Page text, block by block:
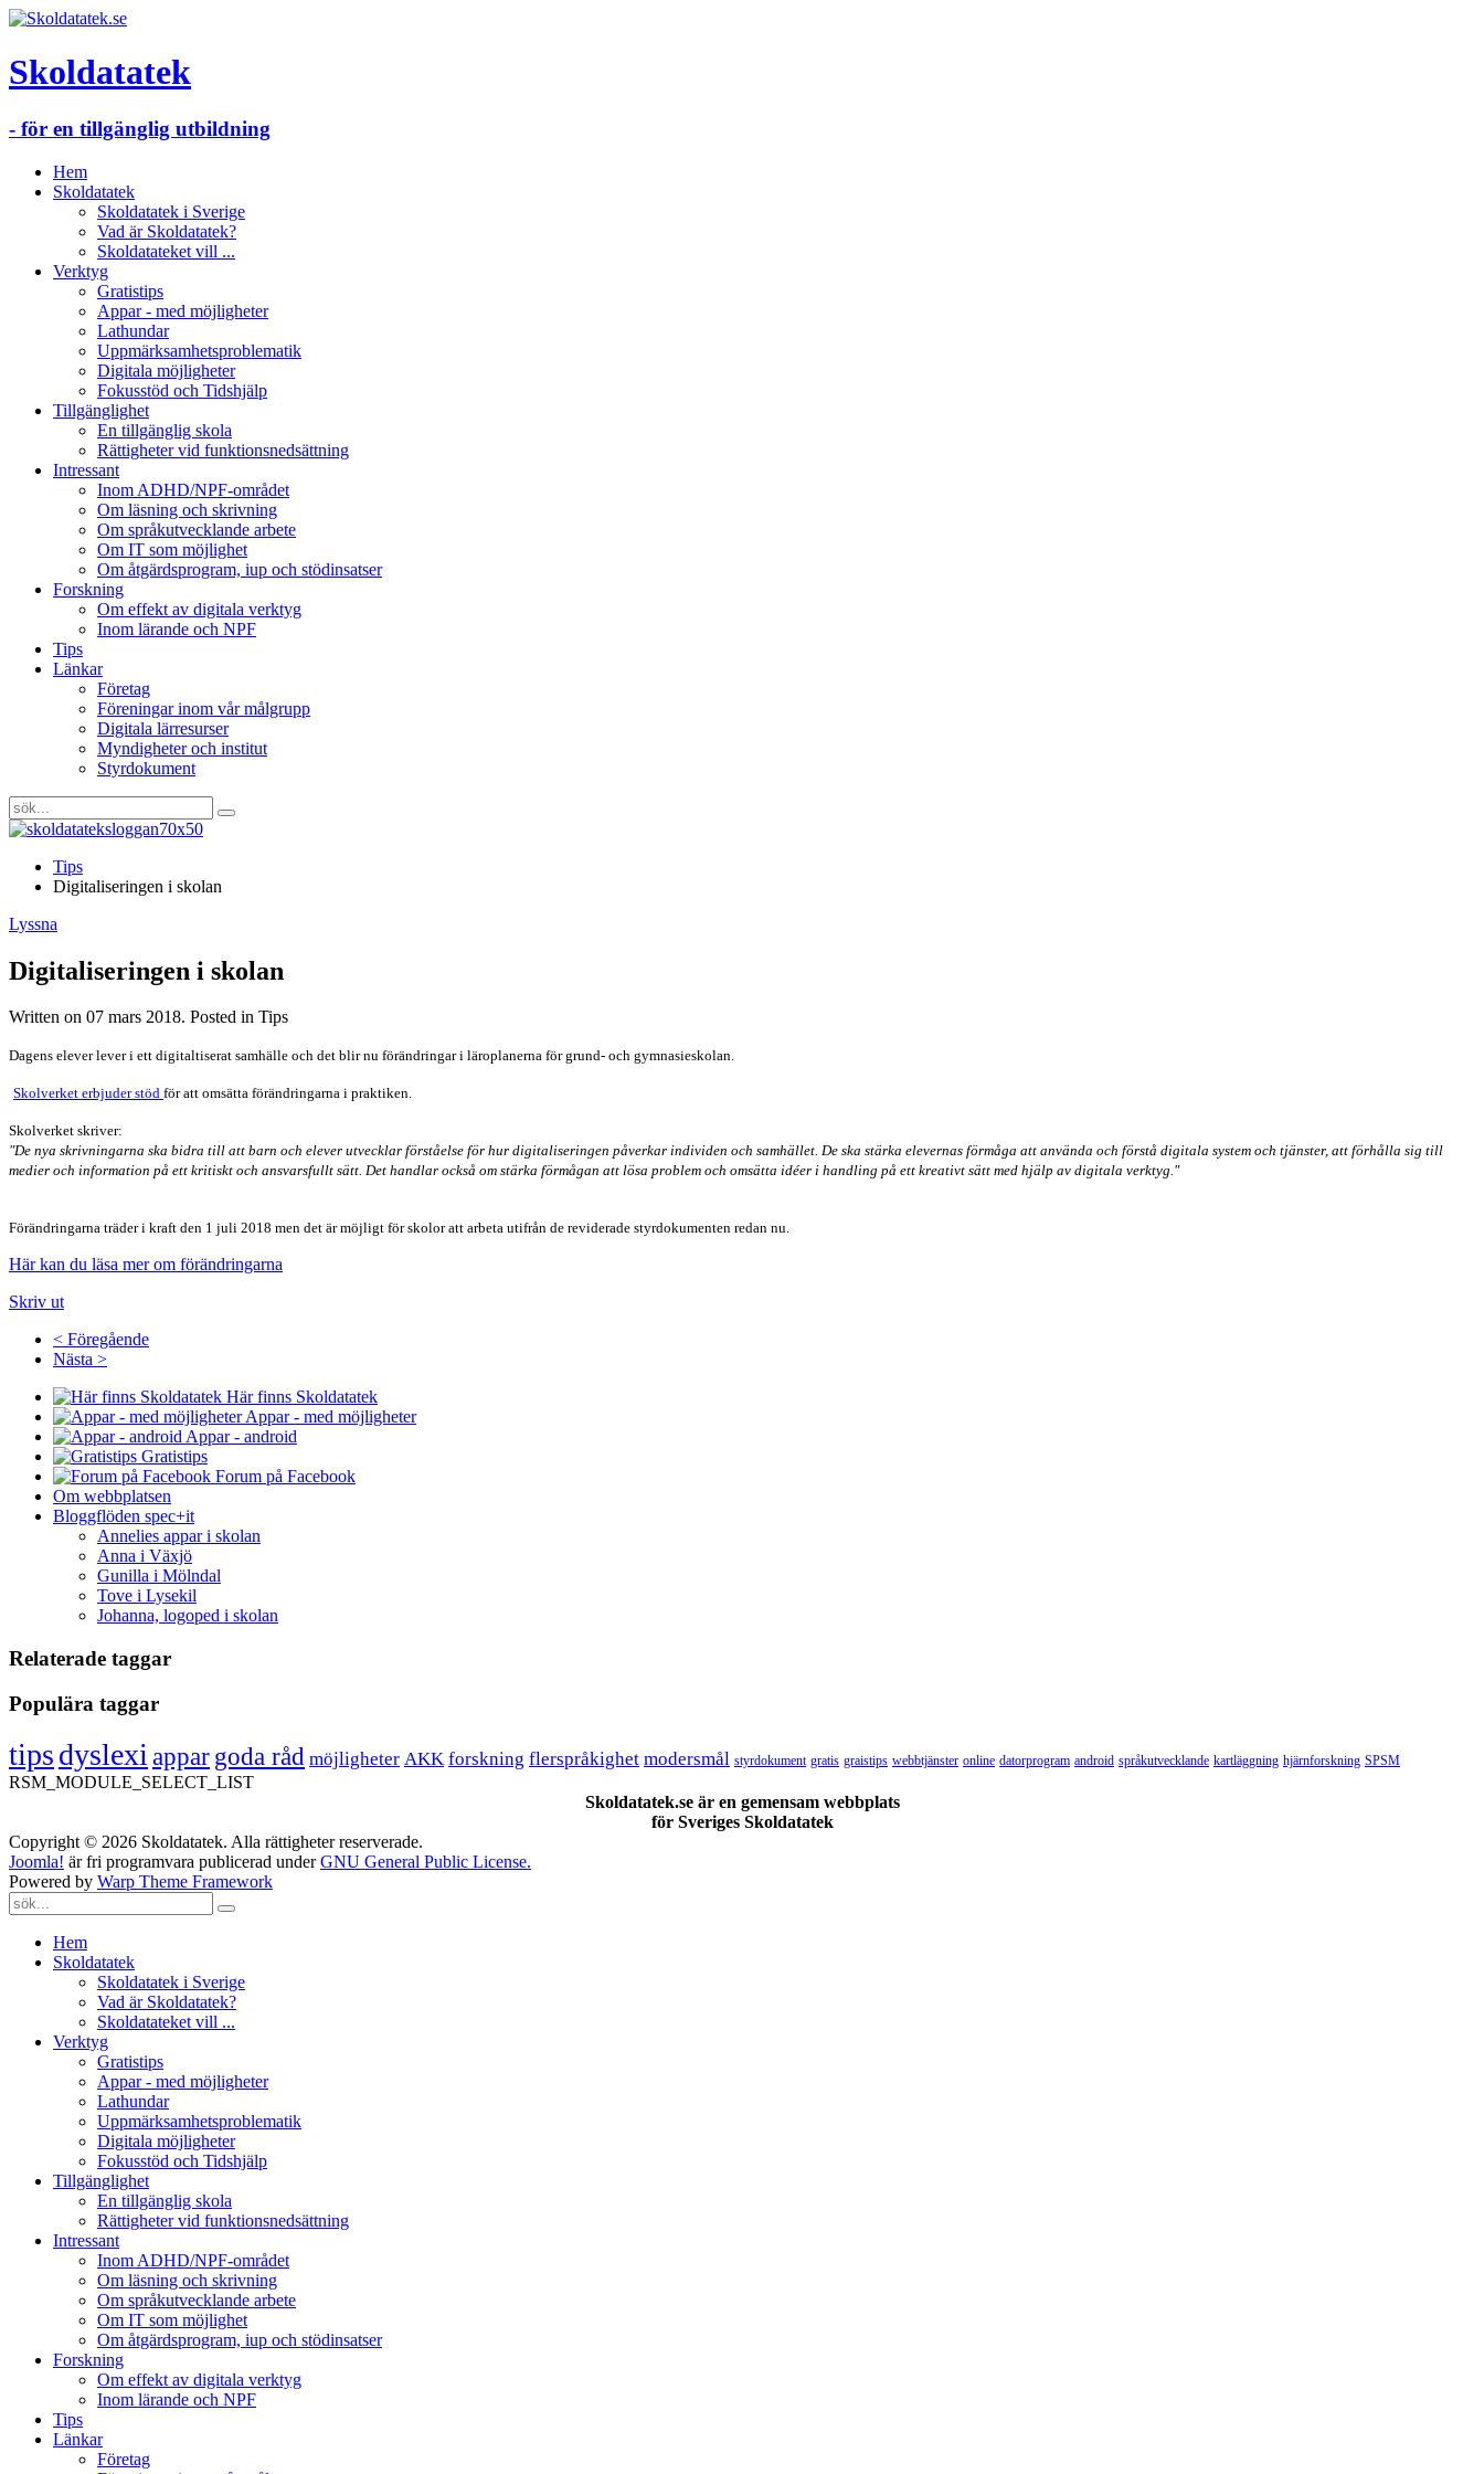
Skoldatatek
- för en tillgänglig utbildning
Hem
Skoldatatek
Skoldatatek i Sverige
Vad är Skoldatatek?
Skoldatateket vill ...
Verktyg
Gratistips
Appar - med möjligheter
Lathundar
Uppmärksamhetsproblematik
Digitala möjligheter
Fokusstöd och Tidshjälp
Tillgänglighet
En tillgänglig skola
Rättigheter vid funktionsnedsättning
Intressant
Inom ADHD/NPF-området
Om läsning och skrivning
Om språkutvecklande arbete
Om IT som möjlighet
Om åtgärdsprogram, iup och stödinsatser
Forskning
Om effekt av digitala verktyg
Inom lärande och NPF
Tips
Länkar
Företag
Föreningar inom vår målgrupp
Digitala lärresurser
Myndigheter och institut
Styrdokument
Tips
Digitaliseringen i skolan
Lyssna
Digitaliseringen i skolan
Written on 07 mars 2018. Posted in Tips
Dagens elever lever i ett digitaltiserat samhälle och det blir nu förändringar i läroplanerna för grund- och gymnasieskolan.
Skolverket erbjuder stöd för att omsätta förändringarna i praktiken.
Skolverket skriver:
"De nya skrivningarna ska bidra till att barn och elever utvecklar förståelse för hur digitaliseringen påverkar individen och samhället. De ska stärka elevernas förmåga att använda och förstå digitala system och tjänster, att förhålla sig till
medier och information på ett kritiskt och ansvarsfullt sätt. Det handlar också om stärka förmågan att lösa problem och omsätta idéer i handling på ett kreativt sätt med hjälp av digitala verktyg."
Förändringarna träder i kraft den 1 juli 2018 men det är möjligt för skolor att arbeta utifrån de reviderade styrdokumenten redan nu.
Här kan du läsa mer om förändringarna
Skriv ut
< Föregående
Nästa >
Här finns Skoldatatek
Appar - med möjligheter
Appar - android
Gratistips
Forum på Facebook
Om webbplatsen
Bloggflöden spec+it
Annelies appar i skolan
Anna i Växjö
Gunilla i Mölndal
Tove i Lysekil
Johanna, logoped i skolan
Relaterade taggar
Populära taggar
tipsdyslexi appar goda råd möjligheter AKK forskning flerspråkighet modersmål styrdokument gratis graistips webbtjänster online datorprogram android språkutvecklande kartläggning hjärnforskning SPSM
RSM_MODULE_SELECT_LIST
Skoldatatek.se är en gemensam webbplats
för Sveriges Skoldatatek
Copyright © 2026 Skoldatatek. Alla rättigheter reserverade.
Joomla! är fri programvara publicerad underGNU General Public License.
Powered by Warp Theme Framework
Hem
Skoldatatek
Skoldatatek i Sverige
Vad är Skoldatatek?
Skoldatateket vill ...
Verktyg
Gratistips
Appar - med möjligheter
Lathundar
Uppmärksamhetsproblematik
Digitala möjligheter
Fokusstöd och Tidshjälp
Tillgänglighet
En tillgänglig skola
Rättigheter vid funktionsnedsättning
Intressant
Inom ADHD/NPF-området
Om läsning och skrivning
Om språkutvecklande arbete
Om IT som möjlighet
Om åtgärdsprogram, iup och stödinsatser
Forskning
Om effekt av digitala verktyg
Inom lärande och NPF
Tips
Länkar
Företag